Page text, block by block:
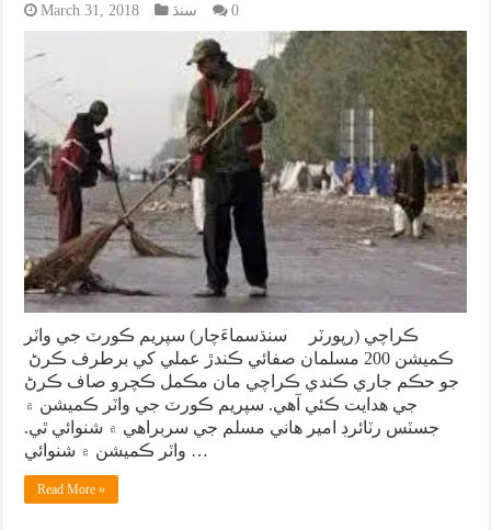
March 31, 2018 سنڌ 0
ڪراچي (رپورٽر سنڌسماءَچار) سپريم ڪورٽ جي واٽر
ڪميشن 200 مسلمان صفائي ڪندڙ عملي کي برطرف ڪرڻ
جو حڪم جاري ڪندي ڪراچي مان مڪمل ڪچرو صاف ڪرڻ
جي هدايت ڪئي آهي. سپريم ڪورٽ جي واٽر ڪميشن ۾
جسٽس رٽائرڊ امير هاني مسلم جي سربراهي ۾ شنوائي ٿي.
واٽر ڪميشن ۾ شنوائي …
Read More »